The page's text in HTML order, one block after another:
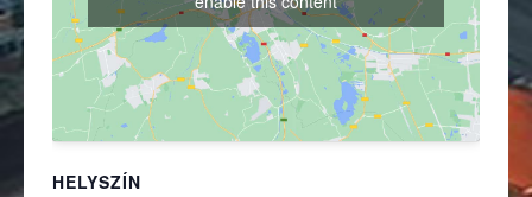
HELYSZÍN